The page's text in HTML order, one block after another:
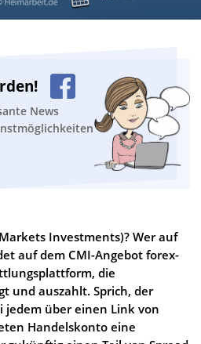
News
Investments)? Wer auf
auf dem CMI-Angebot forex-
die
und auszahlt. Sprich, der
jedem über einen Link von
Handelskonto eine